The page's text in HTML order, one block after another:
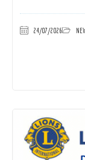
24/07/2026